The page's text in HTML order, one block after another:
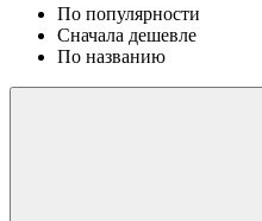
По популярности
Сначала дешевле
По названию